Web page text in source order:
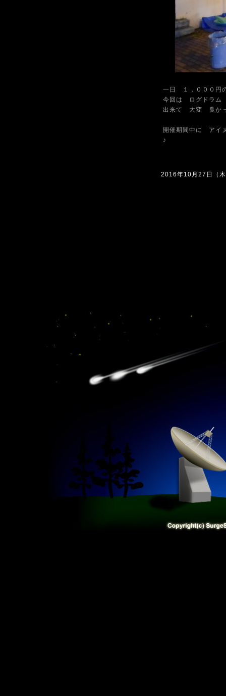
一日 １，０００円
今回は ログドラム
出来て 大変 良か
開催期間中に アイ
♪
2016年10月27日（